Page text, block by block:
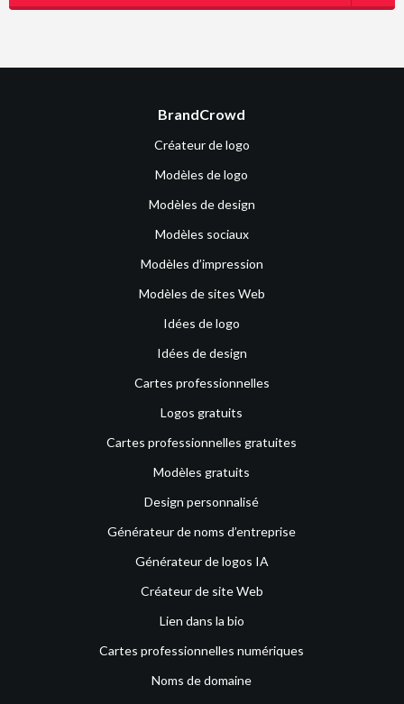
BrandCrowd
Créateur de logo
Modèles de logo
Modèles de design
Modèles sociaux
Modèles d’impression
Modèles de sites Web
Idées de logo
Idées de design
Cartes professionnelles
Logos gratuits
Cartes professionnelles gratuites
Modèles gratuits
Design personnalisé
Générateur de noms d’entreprise
Générateur de logos IA
Créateur de site Web
Lien dans la bio
Cartes professionnelles numériques
Noms de domaine